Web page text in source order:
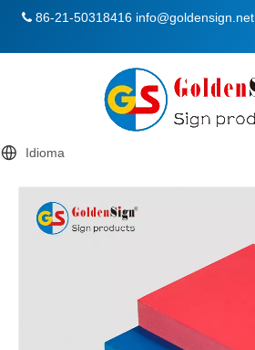
 86-21-50318416 info@goldensign.net
Idioma